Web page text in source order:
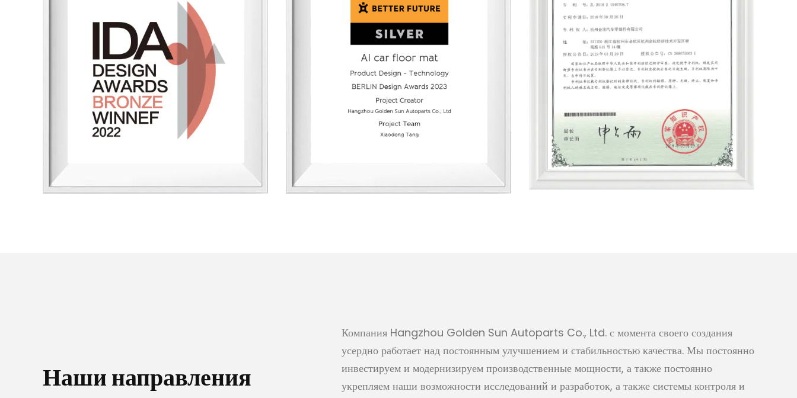
Наши направления
Компания Hangzhou Golden Sun Autoparts Co., Ltd. с момента своего создания
усердно работает над постоянным улучшением и стабильностью качества. Мы постоянно
инвестируем и модернизируем производственные мощности, а также постоянно
укрепляем наши возможности исследований и разработок, а также системы контроля и